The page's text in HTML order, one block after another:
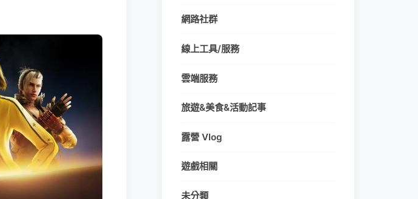
網路社群
線上工具/服務
雲端服務
旅遊&美食&活動記事
露營 Vlog
遊戲相關
未分類